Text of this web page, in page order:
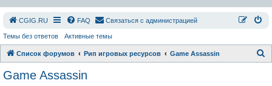
СGIG.RU FAQ Связаться с администрацией
Темы без ответов Активные темы
Список форумов Рип игровых ресурсов Game Assassin
Game Assassin